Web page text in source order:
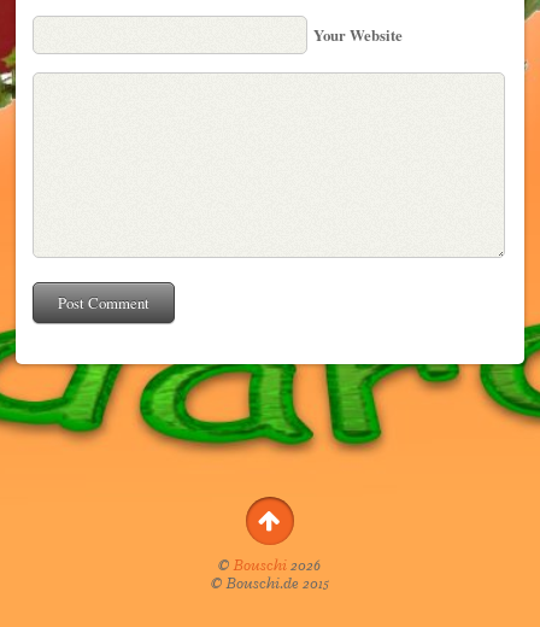
Your Website
©Bouschi2026
© Bouschi.de 2015